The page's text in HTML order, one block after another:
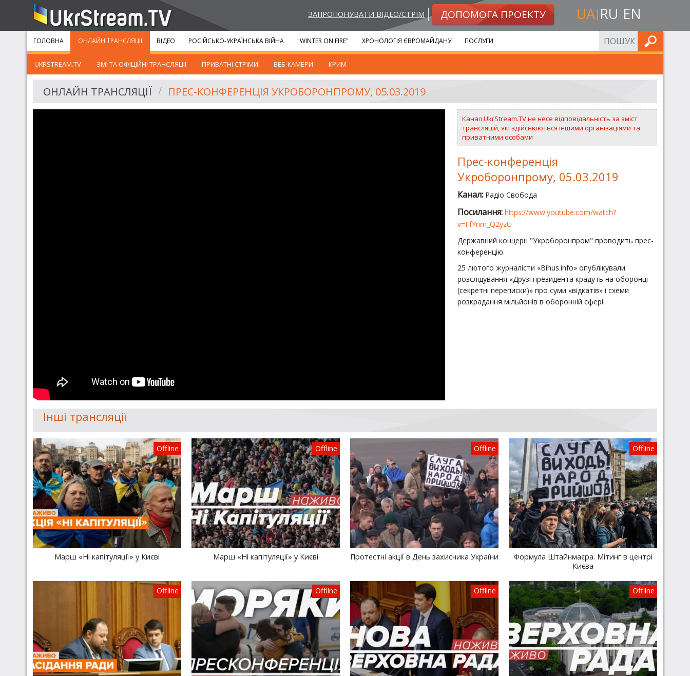
ЗАПРОПОНУВАТИ ВІДЕО/СТРІМ ДОПОМОГА ПРОЕКТУ UA RU EN
ГОЛОВНА ОНЛАЙН ТРАНСЛЯЦІЇ
UKRSTREAM.TV ЗМІ ТА ОФІЦІЙНІ ТРАНСЛЯЦІЇ ПРИВАТНІ СТРІМИ ВЕБ-КАМЕРИ КРИМ
ВІДЕО РОСІЙСЬКО-УКРАЇНСЬКА ВІЙНА "WINTER ON FIRE" ХРОНОЛОГІЯ ЄВРОМАЙДАНУ ПОСЛУГИ ШУКАТИ
ОНЛАЙН ТРАНСЛЯЦІЇ ПРЕС-КОНФЕРЕНЦІЯ УКРОБОРОНПРОМУ, 05.03.2019
Канал UkrStream.TV не несе відповідальність за зміст
трансляцій, які здійснюються іншими організаціями та
приватними особами
Прес-конференція
Укроборонпрому, 05.03.2019
Канал: Радіо Свобода
Посилання: https://www.youtube.com/watch?
v=FfYnm_Q2yzU
Державний концерн "Укроборонпром" проводить прес-
конференцію.
25 лютого журналісти «Bihus.info» опублікували
розслідування «Друзі президента крадуть на оборонці
(секретні переписки)» про суми «відкатів» і схеми
розкрадання мільйонів в оборонній сфері.
Інші трансляції
Offline
Марш «Ні капітуляції» у Києві
Offline
Марш «Ні капітуляції» у Києві
Offline
Протестні акції в День захисника України
Offline
Формула Штайнмаєра. Мітинг в центрі
Києва
Offline Offline Offline Offline